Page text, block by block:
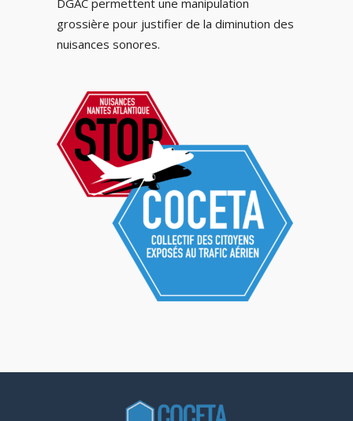
DGAC permettent une manipulation
grossière pour justifier de la diminution des
nuisances sonores.